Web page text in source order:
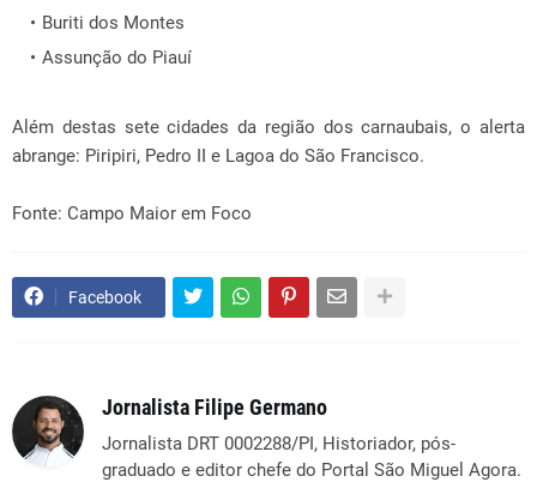
Buriti dos Montes
Assunção do Piauí
Além destas sete cidades da região dos carnaubais, o alerta
abrange: Piripiri, Pedro II e Lagoa do São Francisco.
Fonte: Campo Maior em Foco
Facebook
Jornalista Filipe Germano
Jornalista DRT 0002288/PI, Historiador, pós-
graduado e editor chefe do Portal São Miguel Agora.